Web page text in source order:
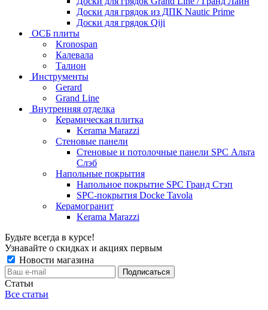
Доски для грядок из ДПК Nautic Prime
Доски для грядок Qiji
ОСБ плиты
Kronospan
Калевала
Талион
Инструменты
Gerard
Grand Line
Внутренняя отделка
Керамическая плитка
Kerama Marazzi
Стеновые панели
Стеновые и потолочные панели SPC Альта
Слэб
Напольные покрытия
Напольное покрытие SPC Гранд Стэп
SPC-покрытия Docke Tavola
Керамогранит
Kerama Marazzi
Будьте всегда в курсе!
Узнавайте о скидках и акциях первым
Новости магазина
Статьи
Все статьи